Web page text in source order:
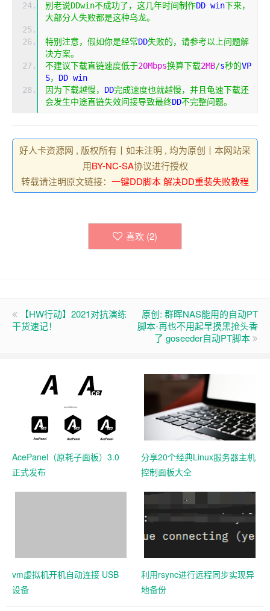
别老说DDwin不成功了，这几年时间制作DD win下来，
大部分人失败都是这种乌龙。
特别注意，假如你是经常DD失败的，请参考以上问题解
决方案。
不建议下载直链速度低于20Mbps换算下载2MB/s秒的VP
S， DD win
因为下载越慢， DD完成速度也就越慢，并且龟速下载还
会发生中途直链失效间接导致最终DD不完整问题。
好人卡资源网 , 版权所有丨如未注明 , 均为原创丨本网站采
用BY-NC-SA协议进行授权
转载请注明原文链接： 一键DD脚本 解决DD重装失败教程
喜欢 (2)
【HW行动】2021对抗演练
干货速记！
原创: 群晖NAS能用的自动PT
脚本-再也不用起早摸黑抢头香
了 goseeder自动PT脚本
AcePanel（原耗子面板）3.0
正式发布
分享20个经典Linux服务器主机
控制面板大全
vm虚拟机开机自动连接 USB
设备
利用rsync进行远程同步实现异
地备份